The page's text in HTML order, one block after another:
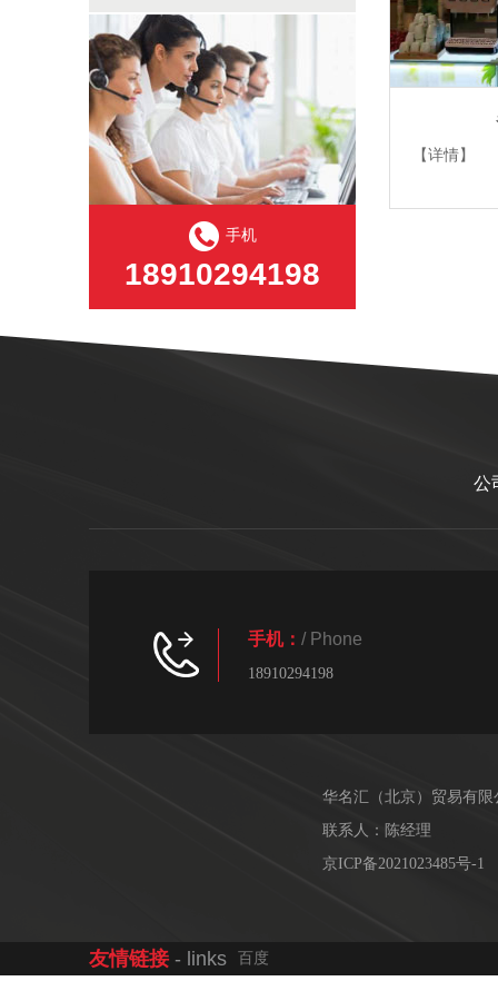
手机
18910294198
【详情】
公
手机： / Phone
18910294198
华名汇（北京）贸易有限
联系人：陈经理
京ICP备2021023485号-1
友情链接 - links 百度